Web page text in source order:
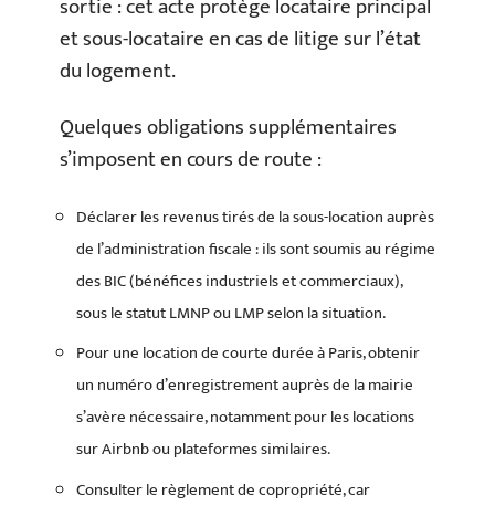
et sous-locataire en cas de litige sur l’état
du logement.
Quelques obligations supplémentaires
s’imposent en cours de route :
Déclarer les revenus tirés de la sous-location auprès
de l’administration fiscale : ils sont soumis au régime
des BIC (bénéfices industriels et commerciaux),
sous le statut LMNP ou LMP selon la situation.
Pour une location de courte durée à Paris, obtenir
un numéro d’enregistrement auprès de la mairie
s’avère nécessaire, notamment pour les locations
sur Airbnb ou plateformes similaires.
Consulter le règlement de copropriété, car